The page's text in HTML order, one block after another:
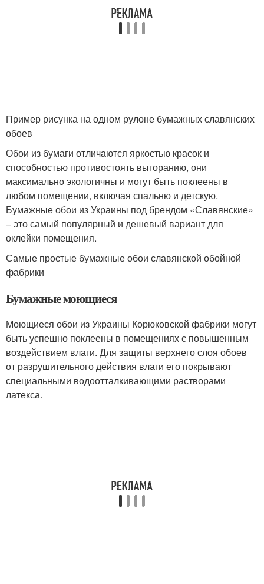
Пример рисунка на одном рулоне бумажных славянских
обоев
Обои из бумаги отличаются яркостью красок и
способностью противостоять выгоранию, они
максимально экологичны и могут быть поклеены в
любом помещении, включая спальню и детскую.
Бумажные обои из Украины под брендом «Славянские»
– это самый популярный и дешевый вариант для
оклейки помещения.
Самые простые бумажные обои славянской обойной
фабрики
Бумажные моющиеся
Моющиеся обои из Украины Корюковской фабрики могут
быть успешно поклеены в помещениях с повышенным
воздействием влаги. Для защиты верхнего слоя обоев
от разрушительного действия влаги его покрывают
специальными водоотталкивающими растворами
латекса.